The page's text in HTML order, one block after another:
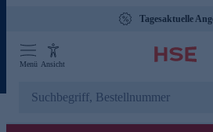
Tagesaktuelle
Menü Ansicht